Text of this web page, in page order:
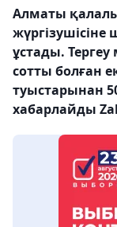
Алматы
жүргізушісіне
ұстады.
сотты болған
туыстарынан
хабарлайды